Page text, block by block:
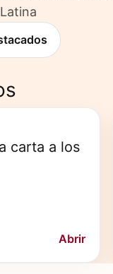
carta a los
Abrir